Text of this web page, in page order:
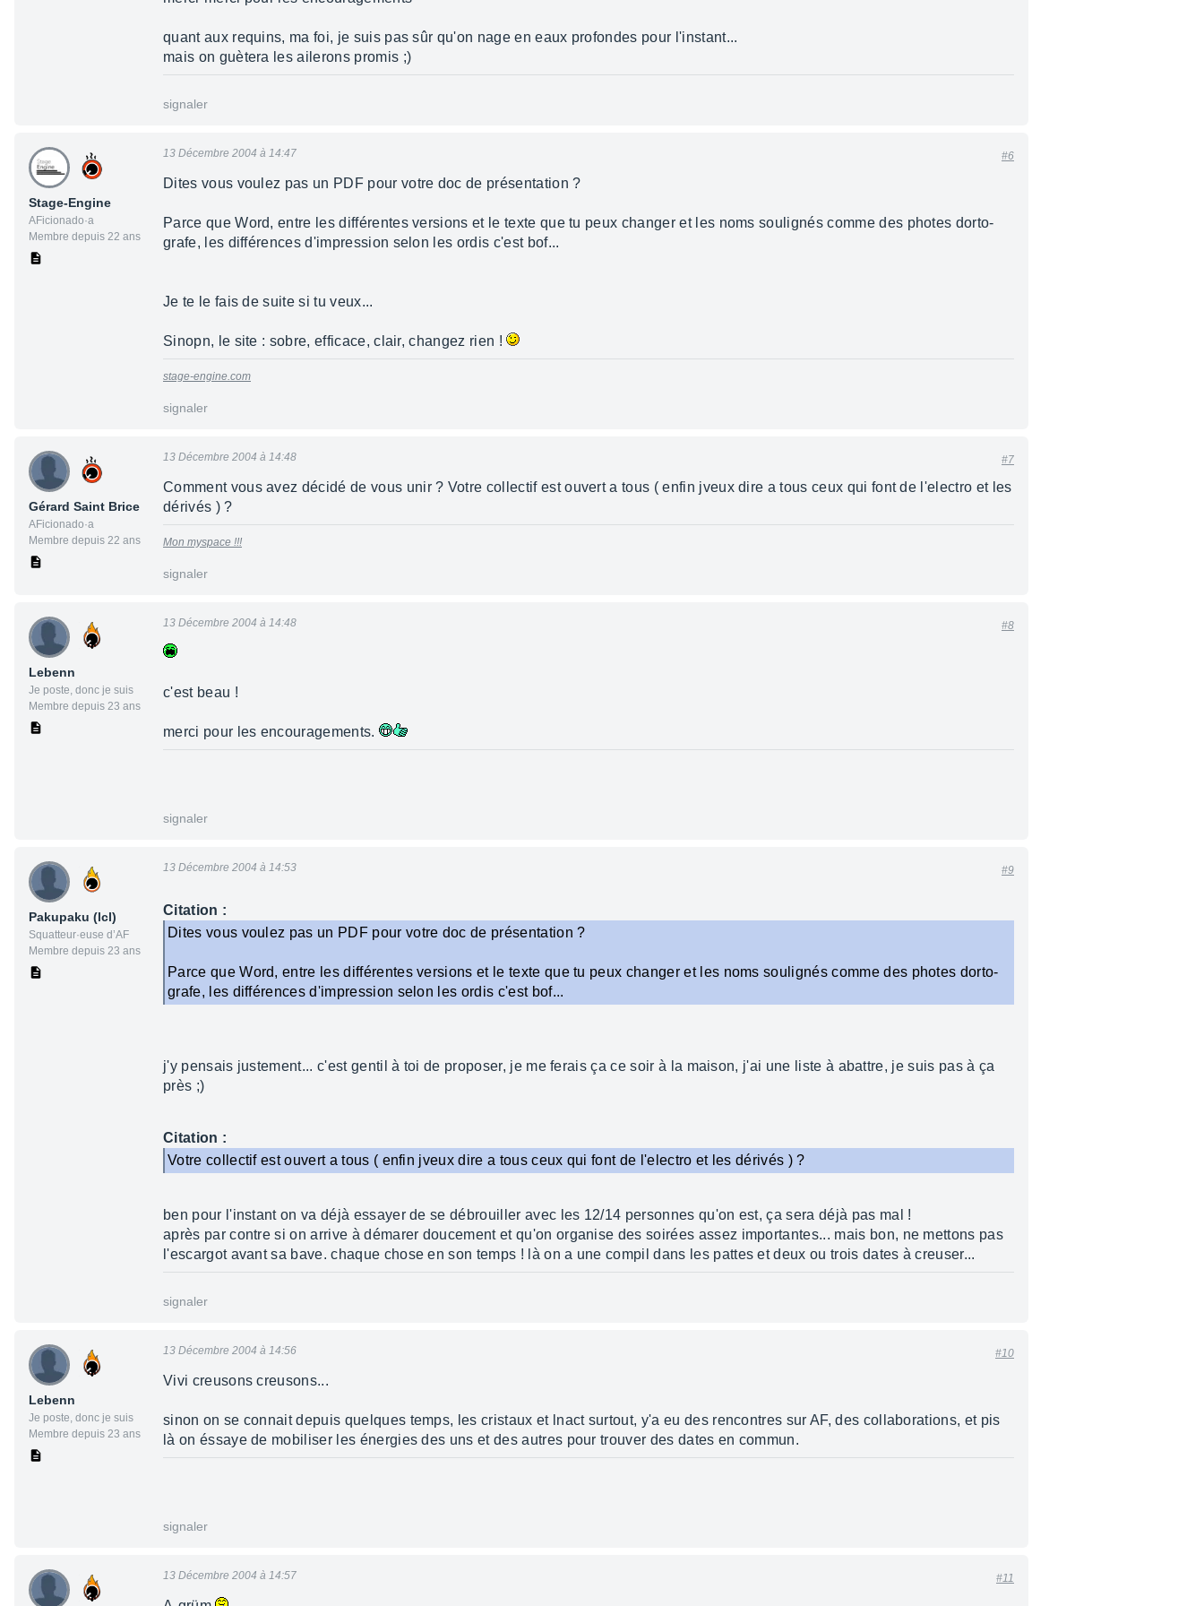
quant aux requins, ma foi, je suis pas sûr qu'on nage en eaux profondes pour l'instant...
mais on guètera les ailerons promis ;)
signaler
Stage-Engine
AFicionado·a
Membre depuis 22 ans
13 Décembre 2004 à 14:47 #6
Dites vous voulez pas un PDF pour votre doc de présentation ?
Parce que Word, entre les différentes versions et le texte que tu peux changer et les noms soulignés comme des photes dorto-
grafe, les différences d'impression selon les ordis c'est bof...
Je te le fais de suite si tu veux...
Sinopn, le site : sobre, efficace, clair, changez rien !
stage-engine.com
signaler
Gérard Saint Brice
AFicionado·a
Membre depuis 22 ans
13 Décembre 2004 à 14:48 #7
Comment vous avez décidé de vous unir ? Votre collectif est ouvert a tous ( enfin jveux dire a tous ceux qui font de l'electro et les
dérivés ) ?
Mon myspace !!!
signaler
Lebenn
Je poste, donc je suis
Membre depuis 23 ans
13 Décembre 2004 à 14:48 #8
c'est beau !
merci pour les encouragements.
signaler
Pakupaku (lcl)
Squatteur·euse d’AF
Membre depuis 23 ans
13 Décembre 2004 à 14:53 #9
Citation :
Dites vous voulez pas un PDF pour votre doc de présentation ?
Parce que Word, entre les différentes versions et le texte que tu peux changer et les noms soulignés comme des photes dorto-
grafe, les différences d'impression selon les ordis c'est bof...
j'y pensais justement... c'est gentil à toi de proposer, je me ferais ça ce soir à la maison, j'ai une liste à abattre, je suis pas à ça
près ;)
Citation :
Votre collectif est ouvert a tous ( enfin jveux dire a tous ceux qui font de l'electro et les dérivés ) ?
ben pour l'instant on va déjà essayer de se débrouiller avec les 12/14 personnes qu'on est, ça sera déjà pas mal !
après par contre si on arrive à démarer doucement et qu'on organise des soirées assez importantes... mais bon, ne mettons pas
l'escargot avant sa bave. chaque chose en son temps ! là on a une compil dans les pattes et deux ou trois dates à creuser...
signaler
Lebenn
Je poste, donc je suis
Membre depuis 23 ans
13 Décembre 2004 à 14:56 #10
Vivi creusons creusons...
sinon on se connait depuis quelques temps, les cristaux et lnact surtout, y'a eu des rencontres sur AF, des collaborations, et pis
là on éssaye de mobiliser les énergies des uns et des autres pour trouver des dates en commun.
signaler
13 Décembre 2004 à 14:57 #11